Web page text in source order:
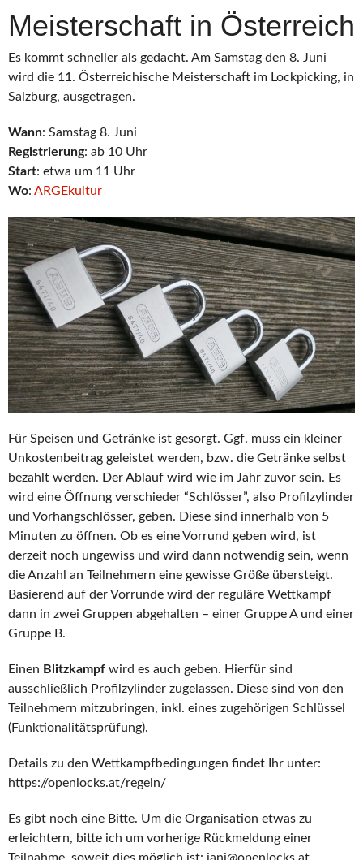
Meisterschaft in Österreich
Es kommt schneller als gedacht. Am Samstag den 8. Juni
wird die 11. Österreichische Meisterschaft im Lockpicking, in
Salzburg, ausgetragen.
Wann: Samstag 8. Juni
Registrierung: ab 10 Uhr
Start: etwa um 11 Uhr
Wo: ARGEkultur
Für Speisen und Getränke ist gesorgt. Ggf. muss ein kleiner
Unkostenbeitrag geleistet werden, bzw. die Getränke selbst
bezahlt werden. Der Ablauf wird wie im Jahr zuvor sein. Es
wird eine Öffnung verschieder “Schlösser”, also Profilzylinder
und Vorhangschlösser, geben. Diese sind innerhalb von 5
Minuten zu öffnen. Ob es eine Vorrund geben wird, ist
derzeit noch ungewiss und wird dann notwendig sein, wenn
die Anzahl an Teilnehmern eine gewisse Größe übersteigt.
Basierend auf der Vorrunde wird der reguläre Wettkampf
dann in zwei Gruppen abgehalten – einer Gruppe A und einer
Gruppe B.
Einen Blitzkampf wird es auch geben. Hierfür sind
ausschließlich Profilzylinder zugelassen. Diese sind von den
Teilnehmern mitzubringen, inkl. eines zugehörigen Schlüssel
(Funktionalitätsprüfung).
Details zu den Wettkampfbedingungen findet Ihr unter:
https://openlocks.at/regeln/
Es gibt noch eine Bitte. Um die Organisation etwas zu
erleichtern, bitte ich um vorherige Rückmeldung einer
Teilnahme, soweit dies möglich ist: janj@openlocks.at